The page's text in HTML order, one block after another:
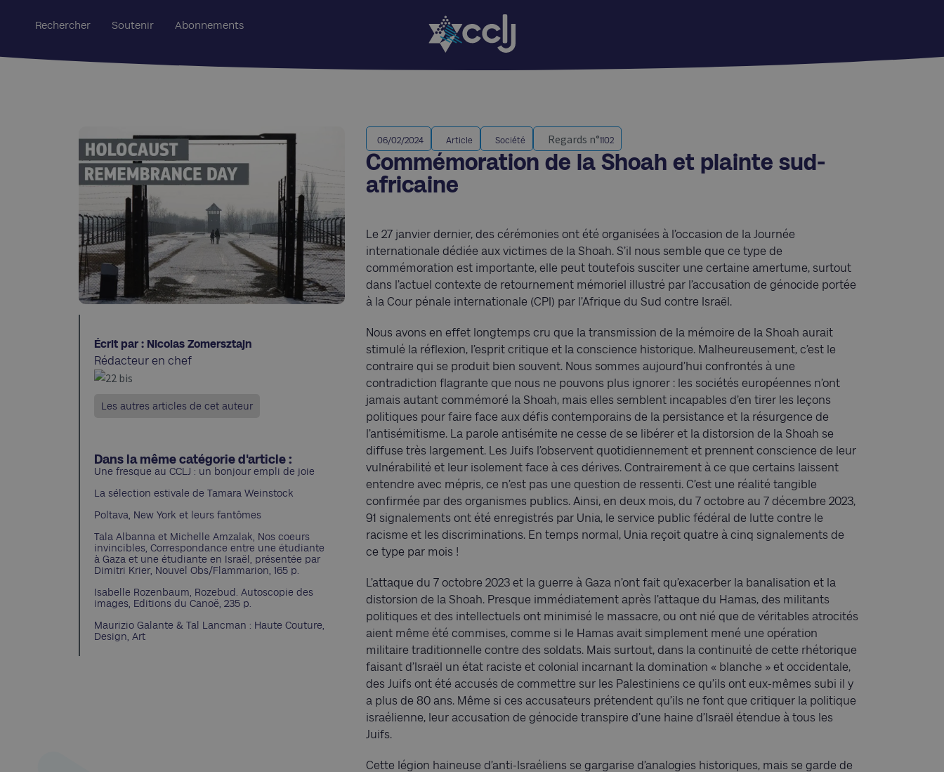
Rechercher Soutenir Abonnements
Écrit par : Nicolas Zomersztajn
Rédacteur en chef
Les autres articles de cet auteur
Dans la même catégorie d'article :
Une fresque au CCLJ : un bonjour empli de joie
La sélection estivale de Tamara Weinstock
Poltava, New York et leurs fantômes
Tala Albanna et Michelle Amzalak, Nos coeurs
invincibles, Correspondance entre une étudiante
à Gaza et une étudiante en Israël, présentée par
Dimitri Krier, Nouvel Obs/Flammarion, 165 p.
Isabelle Rozenbaum, Rozebud. Autoscopie des
images, Editions du Canoë, 235 p.
Maurizio Galante & Tal Lancman : Haute Couture,
Design, Art
06/02/2024 Article Société Regards n°1102
Commémoration de la Shoah et plainte sud-
africaine
Le 27 janvier dernier, des cérémonies ont été organisées à l’occasion de la Journée
internationale dédiée aux victimes de la Shoah. S’il nous semble que ce type de
commémoration est importante, elle peut toutefois susciter une certaine amertume, surtout
dans l’actuel contexte de retournement mémoriel illustré par l’accusation de génocide portée
à la Cour pénale internationale (CPI) par l’Afrique du Sud contre Israël.
Nous avons en effet longtemps cru que la transmission de la mémoire de la Shoah aurait
stimulé la réflexion, l’esprit critique et la conscience historique. Malheureusement, c’est le
contraire qui se produit bien souvent. Nous sommes aujourd’hui confrontés à une
contradiction flagrante que nous ne pouvons plus ignorer : les sociétés européennes n’ont
jamais autant commémoré la Shoah, mais elles semblent incapables d’en tirer les leçons
politiques pour faire face aux défis contemporains de la persistance et la résurgence de
l’antisémitisme. La parole antisémite ne cesse de se libérer et la distorsion de la Shoah se
diffuse très largement. Les Juifs l’observent quotidiennement et prennent conscience de leur
vulnérabilité et leur isolement face à ces dérives. Contrairement à ce que certains laissent
entendre avec mépris, ce n’est pas une question de ressenti. C’est une réalité tangible
confirmée par des organismes publics. Ainsi, en deux mois, du 7 octobre au 7 décembre 2023,
91 signalements ont été enregistrés par Unia, le service public fédéral de lutte contre le
racisme et les discriminations. En temps normal, Unia reçoit quatre à cinq signalements de
ce type par mois !
L’attaque du 7 octobre 2023 et la guerre à Gaza n’ont fait qu’exacerber la banalisation et la
distorsion de la Shoah. Presque immédiatement après l’attaque du Hamas, des militants
politiques et des intellectuels ont minimisé le massacre, ou ont nié que de véritables atrocités
aient même été commises, comme si le Hamas avait simplement mené une opération
militaire traditionnelle contre des soldats. Mais surtout, dans la continuité de cette rhétorique
faisant d’Israël un état raciste et colonial incarnant la domination « blanche » et occidentale,
des Juifs ont été accusés de commettre sur les Palestiniens ce qu’ils ont eux-mêmes subi il y
a plus de 80 ans. Même si ces accusateurs prétendent qu’ils ne font que critiquer la politique
israélienne, leur accusation de génocide transpire d’une haine d’Israël étendue à tous les
Juifs.
Cette légion haineuse d’anti-Israéliens se gargarise d’analogies historiques, mais se garde de